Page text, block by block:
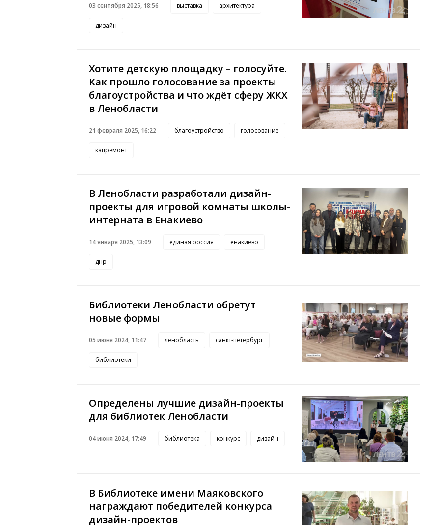
03 сентября 2025, 18:56 выставка архитектура
дизайн
Хотите детскую площадку – голосуйте.
Как прошло голосование за проекты
благоустройства и что ждёт сферу ЖКХ
в Ленобласти
21 февраля 2025, 16:22 благоустройство голосование
капремонт
В Ленобласти разработали дизайн-
проекты для игровой комнаты школы-
интерната в Енакиево
14 января 2025, 13:09 единая россия енакиево
днр
Библиотеки Ленобласти обретут
новые формы
05 июня 2024, 11:47 ленобласть санкт-петербург
библиотеки
Определены лучшие дизайн-проекты
для библиотек Ленобласти
04 июня 2024, 17:49 библиотека конкурс дизайн
В Библиотеке имени Маяковского
награждают победителей конкурса
дизайн-проектов